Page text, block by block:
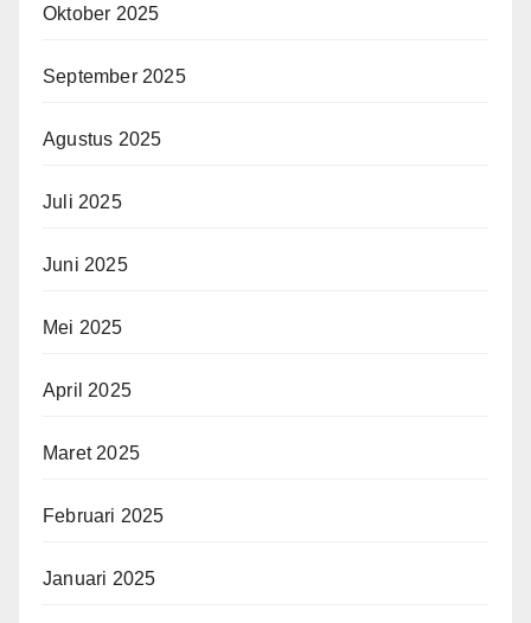
Oktober 2025
September 2025
Agustus 2025
Juli 2025
Juni 2025
Mei 2025
April 2025
Maret 2025
Februari 2025
Januari 2025